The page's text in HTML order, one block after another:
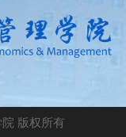
版权所有